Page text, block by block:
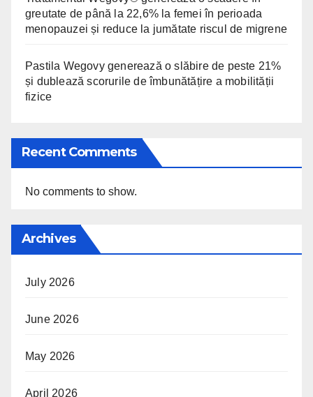
greutate de până la 22,6% la femei în perioada
menopauzei și reduce la jumătate riscul de migrene
Pastila Wegovy generează o slăbire de peste 21%
și dublează scorurile de îmbunătățire a mobilității
fizice
Recent Comments
No comments to show.
Archives
July 2026
June 2026
May 2026
April 2026